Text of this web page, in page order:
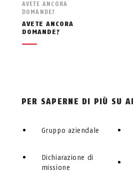
AVETE ANCORA
DOMANDE?
AVETE ANCORA
DOMANDE?
PER SAPERNE DI PIÙ SU
Gruppo aziendale
Dichiarazione di
missione